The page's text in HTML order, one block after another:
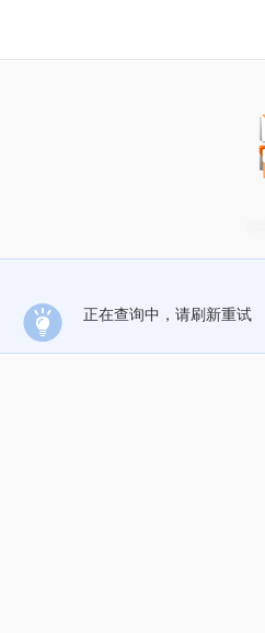
正在查询中，请刷新重试